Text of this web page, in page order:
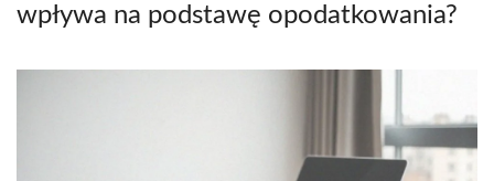
wpływa na podstawę opodatkowania?